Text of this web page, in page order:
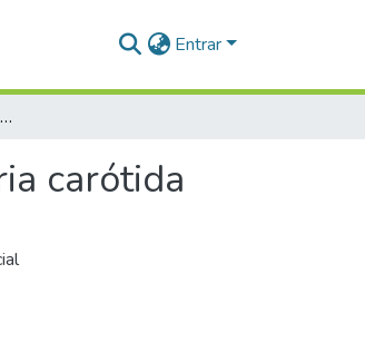
Entrar
Simulação do escoamento sanguíneo na bifurcação da artéria carótida
carótida